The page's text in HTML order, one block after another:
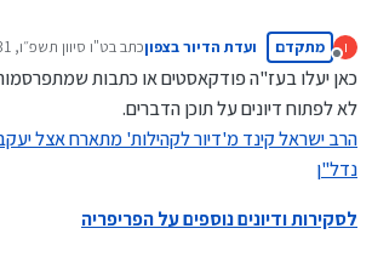
ו
מנותק
מתקדם ועדת הדיור בצפוןכתב בט"ו סיוון תשפ״ו, 06:31
נערך לאחרונה על ידי
כאן יעלו בעז"ה פודקאסטים או כתבות
לא לפתוח דיונים על תוכן הדברים.
הרב ישראל קינד מ'דיור לקהילות' מתארח אצל
נדל"ן
לסקירות ודיונים נוספים על הפריפריה